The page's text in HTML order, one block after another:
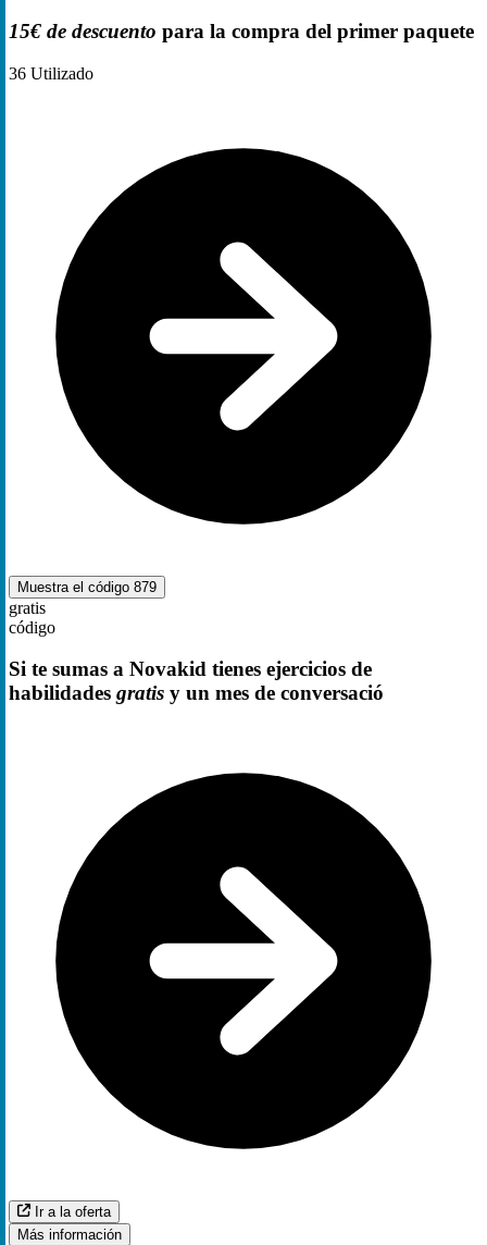
15€ de descuento para la compra del primer paquete
36 Utilizado
Muestra el código 879
gratis
código
Si te sumas a Novakid tienes ejercicios de
habilidades gratis y un mes de conversació
Ir a la oferta
Más información